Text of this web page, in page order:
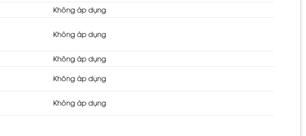
Không áp dụng
Không áp dụng
Không áp dụng
Không áp dụng
Không áp dụng